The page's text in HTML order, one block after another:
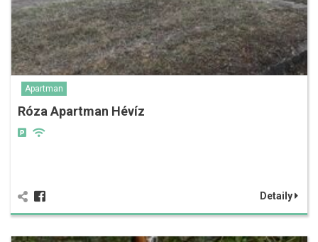
Apartman
Róza Apartman Hévíz
Detaily